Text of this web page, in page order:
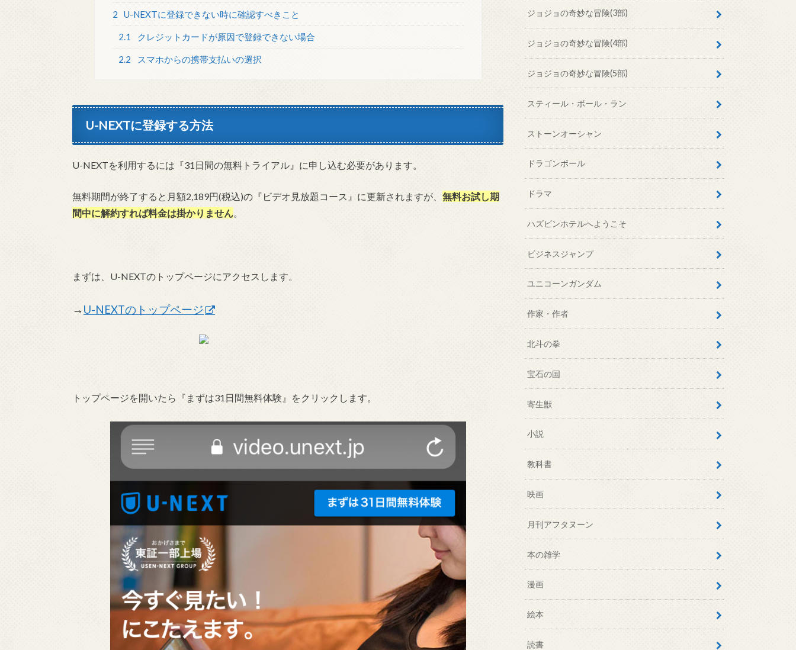
2 U-NEXTに登録できない時に確認すべきこと
2.1 クレジットカードが原因で登録できない場合
2.2 スマホからの携帯支払いの選択
U-NEXTに登録する方法
U-NEXTを利用するには『31日間の無料トライアル』に申し込む必要があります。
無料期間が終了すると月額2,189円(税込)の『ビデオ見放題コース』に更新されますが、 無料お試し期
間中に解約すれば料金は掛かりません。
まずは、U-NEXTのトップページにアクセスします。
→ U-NEXTのトップページ
トップページを開いたら『まずは31日間無料体験』をクリックします。
ジョジョの奇妙な冒険(3部)
ジョジョの奇妙な冒険(4部)
ジョジョの奇妙な冒険(5部)
スティール・ボール・ラン
ストーンオーシャン
ドラゴンボール
ドラマ
ハズビンホテルへようこそ
ビジネスジャンプ
ユニコーンガンダム
作家・作者
北斗の拳
宝石の国
寄生獣
小説
教科書
映画
月刊アフタヌーン
本の雑学
漫画
絵本
読書